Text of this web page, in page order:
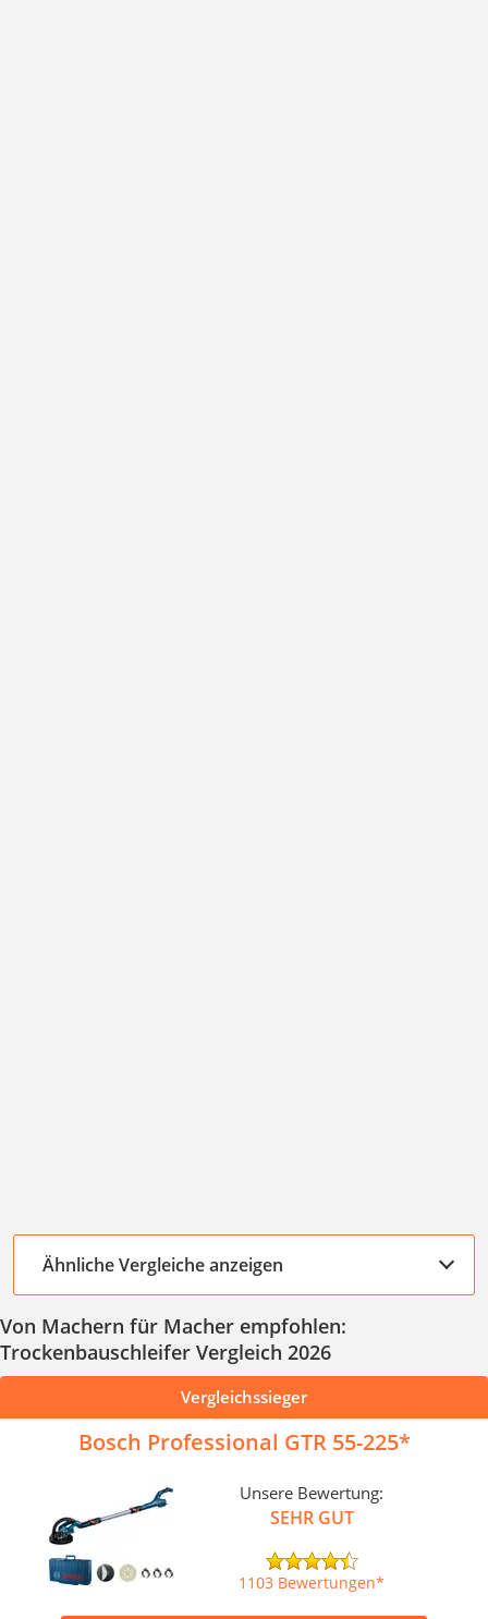
Ähnliche Vergleiche anzeigen
Von Machern für Macher empfohlen:
Trockenbauschleifer Vergleich 2026
Vergleichssieger
Bosch Professional GTR 55-225
Unsere Bewertung:
SEHR GUT
1103 Bewertungen